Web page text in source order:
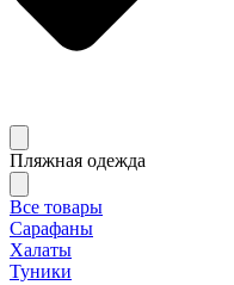
Пляжная одежда
Все товары
Сарафаны
Халаты
Туники